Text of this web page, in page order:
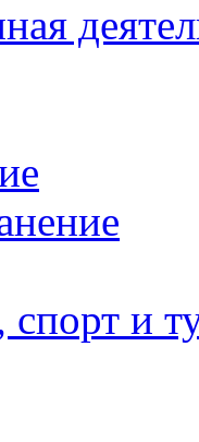
и